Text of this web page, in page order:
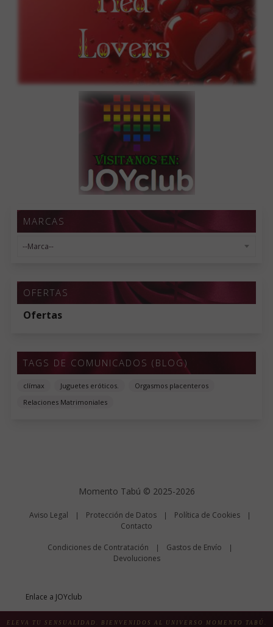
MARCAS
OFERTAS
Ofertas
TAGS DE COMUNICADOS (BLOG)
clímax Juguetes eróticos.
Orgasmos placenteros
Relaciones Matrimoniales
Momento Tabú © 2025-2026
Aviso Legal Protección de Datos Política de Cookies
Contacto
Condiciones de Contratación Gastos de Envío
Devoluciones
Enlace a JOYclub
ELEVA TU SENSUALIDAD. BIENVENIDOS AL UNIVERSO MOMENTO TABÚ.